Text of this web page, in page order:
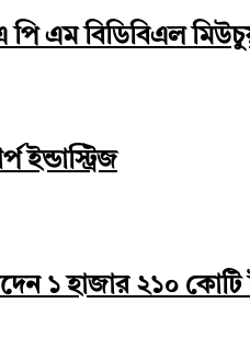
পি এম বিডিবিএল
ইন্ডাস্ট্রিজ
১ হাজার ২১০ কোটি